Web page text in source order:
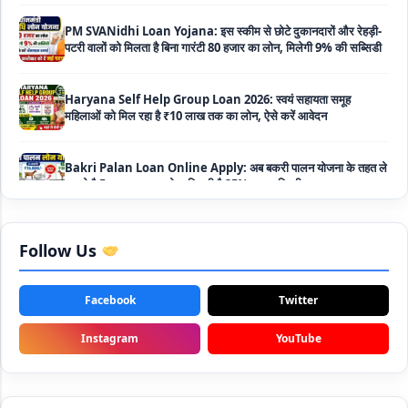
Haryana Self Help Group Loan 2026: स्वयं सहायता समूह
Bakri Palan Loan Online Apply: अब बकरी पालन योजना के तहत ले
SBI Animal Husbandry Loan Scheme: SBI पशुपालन लोन
योजना के फॉर्म फिर से हुए शुरू, बिना गारंटी मिलता है 1 लाख से लेकर 10 लाख
NHFDC E-Rickshaw Loan Scheme Apply Online: अब ई-
रिक्शा खरीदने के लिए सकते है 1.5 लाख का सरकारी लोन, मिलेगी 50% तक
सब्सिडी
Rashtriya Gokul Mission Loan Scheme 2026: इस सरकारी
Follow Us
Facebook Twitter
Instagram YouTube